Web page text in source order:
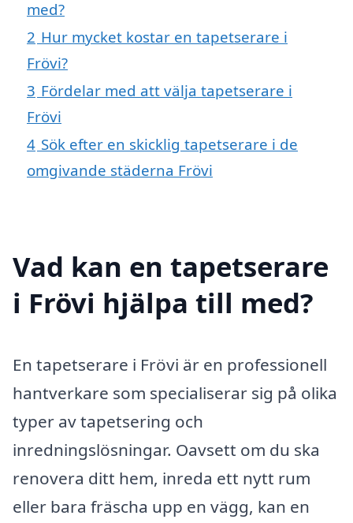
med?
2 Hur mycket kostar en tapetserare i
Frövi?
3 Fördelar med att välja tapetserare i
Frövi
4 Sök efter en skicklig tapetserare i de
omgivande städerna Frövi
Vad kan en tapetserare
i Frövi hjälpa till med?
En tapetserare i Frövi är en professionell
hantverkare som specialiserar sig på olika
typer av tapetsering och
inredningslösningar. Oavsett om du ska
renovera ditt hem, inreda ett nytt rum
eller bara fräscha upp en vägg, kan en